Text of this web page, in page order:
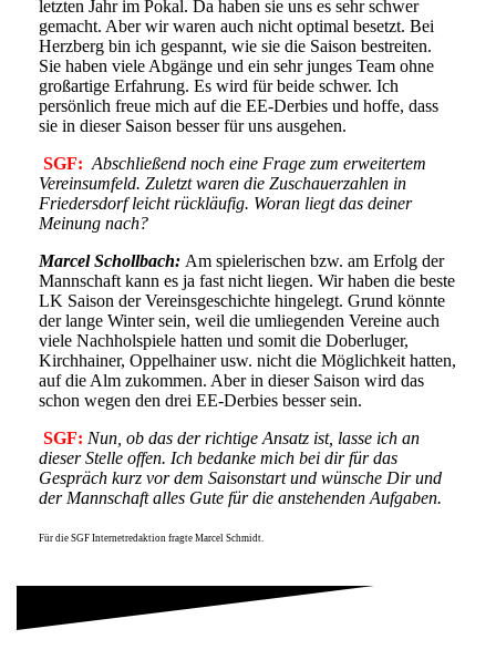
letzten Jahr im Pokal. Da haben sie uns es sehr schwer
gemacht. Aber wir waren auch nicht optimal besetzt. Bei
Herzberg bin ich gespannt, wie sie die Saison bestreiten.
Sie haben viele Abgänge und ein sehr junges Team ohne
großartige Erfahrung. Es wird für beide schwer. Ich
persönlich freue mich auf die EE-Derbies und hoffe, dass
sie in dieser Saison besser für uns ausgehen.
SGF: Abschließend noch eine Frage zum erweitertem
Vereinsumfeld. Zuletzt waren die Zuschauerzahlen in
Friedersdorf leicht rückläufig. Woran liegt das deiner
Meinung nach?
Marcel Schollbach: Am spielerischen bzw. am Erfolg der
Mannschaft kann es ja fast nicht liegen. Wir haben die beste
LK Saison der Vereinsgeschichte hingelegt. Grund könnte
der lange Winter sein, weil die umliegenden Vereine auch
viele Nachholspiele hatten und somit die Doberluger,
Kirchhainer, Oppelhainer usw. nicht die Möglichkeit hatten,
auf die Alm zukommen. Aber in dieser Saison wird das
schon wegen den drei EE-Derbies besser sein.
SGF: Nun, ob das der richtige Ansatz ist, lasse ich an
dieser Stelle offen. Ich bedanke mich bei dir für das
Gespräch kurz vor dem Saisonstart und wünsche Dir und
der Mannschaft alles Gute für die anstehenden Aufgaben.
Für die SGF Internetredaktion fragte Marcel Schmidt.